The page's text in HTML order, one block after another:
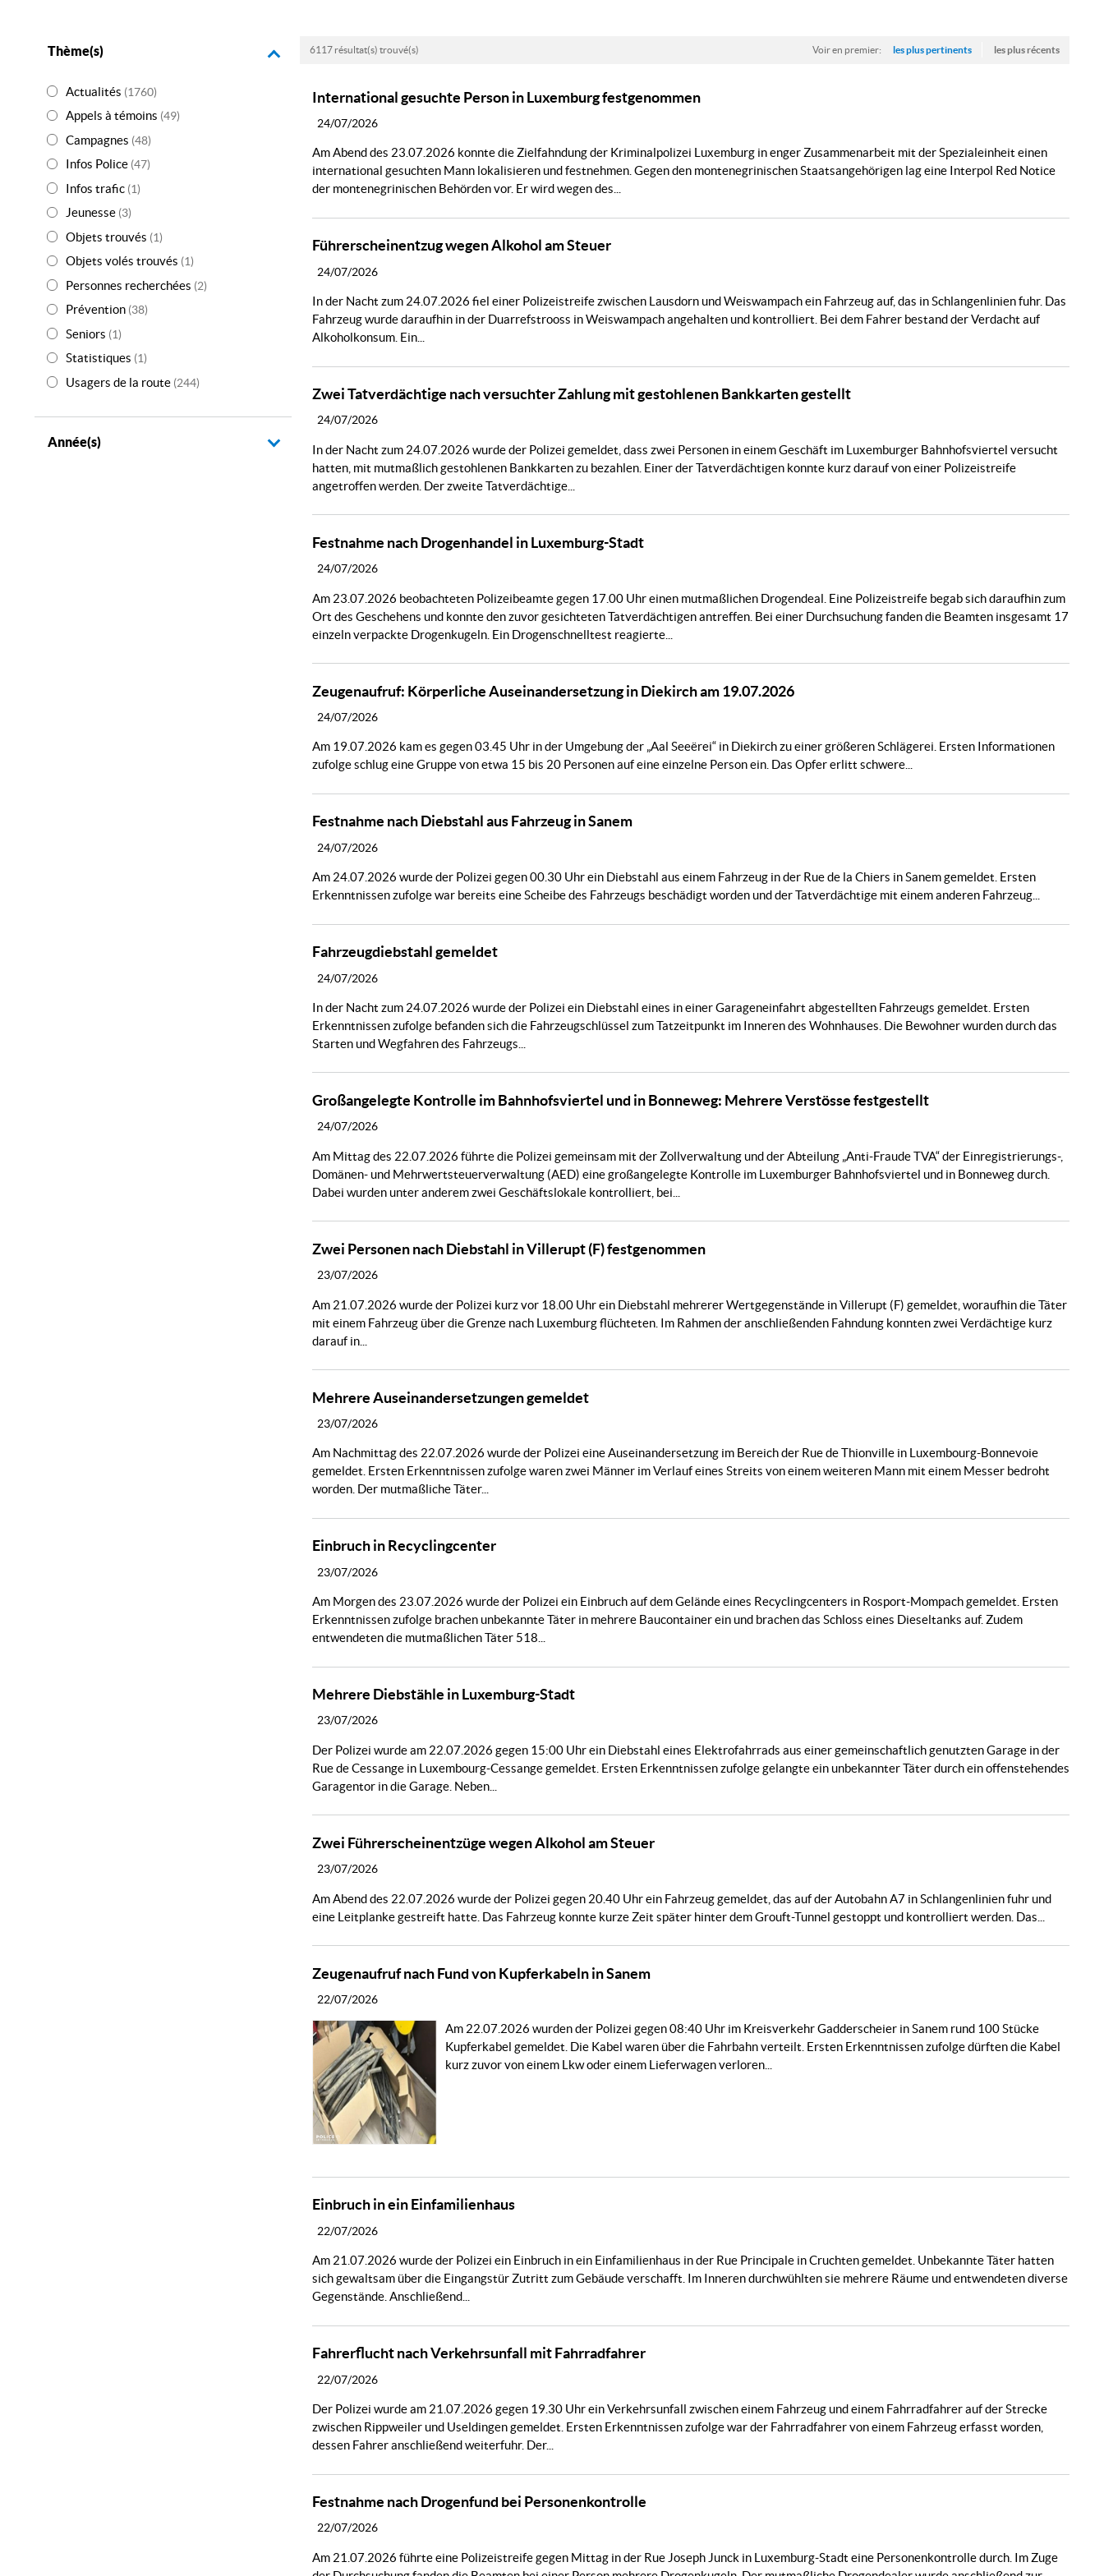
Thème(s)
Actualités (1760)
Appels à témoins (49)
Campagnes (48)
Infos Police (47)
Infos trafic (1)
Jeunesse (3)
Objets trouvés (1)
Objets volés trouvés (1)
Personnes recherchées (2)
Prévention (38)
Seniors (1)
Statistiques (1)
Usagers de la route (244)
Année(s)
6117 résultat(s) trouvé(s) Voir en premier: les plus pertinents les plus récents
International gesuchte Person in Luxemburg festgenommen
24/07/2026
Am Abend des 23.07.2026 konnte die Zielfahndung der Kriminalpolizei Luxemburg in enger Zusammenarbeit mit der Spezialeinheit einen
international gesuchten Mann lokalisieren und festnehmen. Gegen den montenegrinischen Staatsangehörigen lag eine Interpol Red Notice
der montenegrinischen Behörden vor. Er wird wegen des...
Führerscheinentzug wegen Alkohol am Steuer
24/07/2026
In der Nacht zum 24.07.2026 fiel einer Polizeistreife zwischen Lausdorn und Weiswampach ein Fahrzeug auf, das in Schlangenlinien fuhr. Das
Fahrzeug wurde daraufhin in der Duarrefstrooss in Weiswampach angehalten und kontrolliert. Bei dem Fahrer bestand der Verdacht auf
Alkoholkonsum. Ein...
Zwei Tatverdächtige nach versuchter Zahlung mit gestohlenen Bankkarten gestellt
24/07/2026
In der Nacht zum 24.07.2026 wurde der Polizei gemeldet, dass zwei Personen in einem Geschäft im Luxemburger Bahnhofsviertel versucht
hatten, mit mutmaßlich gestohlenen Bankkarten zu bezahlen. Einer der Tatverdächtigen konnte kurz darauf von einer Polizeistreife
angetroffen werden. Der zweite Tatverdächtige...
Festnahme nach Drogenhandel in Luxemburg-Stadt
24/07/2026
Am 23.07.2026 beobachteten Polizeibeamte gegen 17.00 Uhr einen mutmaßlichen Drogendeal. Eine Polizeistreife begab sich daraufhin zum
Ort des Geschehens und konnte den zuvor gesichteten Tatverdächtigen antreffen. Bei einer Durchsuchung fanden die Beamten insgesamt 17
einzeln verpackte Drogenkugeln. Ein Drogenschnelltest reagierte...
Zeugenaufruf: Körperliche Auseinandersetzung in Diekirch am 19.07.2026
24/07/2026
Am 19.07.2026 kam es gegen 03.45 Uhr in der Umgebung der „Aal Seeërei“ in Diekirch zu einer größeren Schlägerei. Ersten Informationen
zufolge schlug eine Gruppe von etwa 15 bis 20 Personen auf eine einzelne Person ein. Das Opfer erlitt schwere...
Festnahme nach Diebstahl aus Fahrzeug in Sanem
24/07/2026
Am 24.07.2026 wurde der Polizei gegen 00.30 Uhr ein Diebstahl aus einem Fahrzeug in der Rue de la Chiers in Sanem gemeldet. Ersten
Erkenntnissen zufolge war bereits eine Scheibe des Fahrzeugs beschädigt worden und der Tatverdächtige mit einem anderen Fahrzeug...
Fahrzeugdiebstahl gemeldet
24/07/2026
In der Nacht zum 24.07.2026 wurde der Polizei ein Diebstahl eines in einer Garageneinfahrt abgestellten Fahrzeugs gemeldet. Ersten
Erkenntnissen zufolge befanden sich die Fahrzeugschlüssel zum Tatzeitpunkt im Inneren des Wohnhauses. Die Bewohner wurden durch das
Starten und Wegfahren des Fahrzeugs...
Großangelegte Kontrolle im Bahnhofsviertel und in Bonneweg: Mehrere Verstösse festgestellt
24/07/2026
Am Mittag des 22.07.2026 führte die Polizei gemeinsam mit der Zollverwaltung und der Abteilung „Anti-Fraude TVA“ der Einregistrierungs-,
Domänen- und Mehrwertsteuerverwaltung (AED) eine großangelegte Kontrolle im Luxemburger Bahnhofsviertel und in Bonneweg durch.
Dabei wurden unter anderem zwei Geschäftslokale kontrolliert, bei...
Zwei Personen nach Diebstahl in Villerupt (F) festgenommen
23/07/2026
Am 21.07.2026 wurde der Polizei kurz vor 18.00 Uhr ein Diebstahl mehrerer Wertgegenstände in Villerupt (F) gemeldet, woraufhin die Täter
mit einem Fahrzeug über die Grenze nach Luxemburg flüchteten. Im Rahmen der anschließenden Fahndung konnten zwei Verdächtige kurz
darauf in...
Mehrere Auseinandersetzungen gemeldet
23/07/2026
Am Nachmittag des 22.07.2026 wurde der Polizei eine Auseinandersetzung im Bereich der Rue de Thionville in Luxembourg-Bonnevoie
gemeldet. Ersten Erkenntnissen zufolge waren zwei Männer im Verlauf eines Streits von einem weiteren Mann mit einem Messer bedroht
worden. Der mutmaßliche Täter...
Einbruch in Recyclingcenter
23/07/2026
Am Morgen des 23.07.2026 wurde der Polizei ein Einbruch auf dem Gelände eines Recyclingcenters in Rosport-Mompach gemeldet. Ersten
Erkenntnissen zufolge brachen unbekannte Täter in mehrere Baucontainer ein und brachen das Schloss eines Dieseltanks auf. Zudem
entwendeten die mutmaßlichen Täter 518...
Mehrere Diebstähle in Luxemburg-Stadt
23/07/2026
Der Polizei wurde am 22.07.2026 gegen 15:00 Uhr ein Diebstahl eines Elektrofahrrads aus einer gemeinschaftlich genutzten Garage in der
Rue de Cessange in Luxembourg-Cessange gemeldet. Ersten Erkenntnissen zufolge gelangte ein unbekannter Täter durch ein offenstehendes
Garagentor in die Garage. Neben...
Zwei Führerscheinentzüge wegen Alkohol am Steuer
23/07/2026
Am Abend des 22.07.2026 wurde der Polizei gegen 20.40 Uhr ein Fahrzeug gemeldet, das auf der Autobahn A7 in Schlangenlinien fuhr und
eine Leitplanke gestreift hatte. Das Fahrzeug konnte kurze Zeit später hinter dem Grouft-Tunnel gestoppt und kontrolliert werden. Das...
Zeugenaufruf nach Fund von Kupferkabeln in Sanem
22/07/2026
Am 22.07.2026 wurden der Polizei gegen 08:40 Uhr im Kreisverkehr Gadderscheier in Sanem rund 100 Stücke
Kupferkabel gemeldet. Die Kabel waren über die Fahrbahn verteilt. Ersten Erkenntnissen zufolge dürften die Kabel
kurz zuvor von einem Lkw oder einem Lieferwagen verloren...
Einbruch in ein Einfamilienhaus
22/07/2026
Am 21.07.2026 wurde der Polizei ein Einbruch in ein Einfamilienhaus in der Rue Principale in Cruchten gemeldet. Unbekannte Täter hatten
sich gewaltsam über die Eingangstür Zutritt zum Gebäude verschafft. Im Inneren durchwühlten sie mehrere Räume und entwendeten diverse
Gegenstände. Anschließend...
Fahrerflucht nach Verkehrsunfall mit Fahrradfahrer
22/07/2026
Der Polizei wurde am 21.07.2026 gegen 19.30 Uhr ein Verkehrsunfall zwischen einem Fahrzeug und einem Fahrradfahrer auf der Strecke
zwischen Rippweiler und Useldingen gemeldet. Ersten Erkenntnissen zufolge war der Fahrradfahrer von einem Fahrzeug erfasst worden,
dessen Fahrer anschließend weiterfuhr. Der...
Festnahme nach Drogenfund bei Personenkontrolle
22/07/2026
Am 21.07.2026 führte eine Polizeistreife gegen Mittag in der Rue Joseph Junck in Luxemburg-Stadt eine Personenkontrolle durch. Im Zuge